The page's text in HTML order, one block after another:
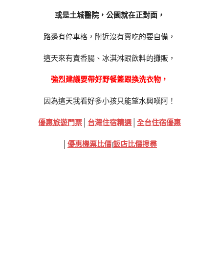
或是土城醫院，公園就在正對面，
路邊有停車格，附近沒有賣吃的要自備，
這天來有賣香腸、冰淇淋跟飲料的攤販，
強烈建議要帶好野餐籃跟換洗衣物，
因為這天我看好多小孩只能望水興嘆阿！
優惠旅遊門票 台灣住宿精選 全台住宿優惠
優惠機票比價|飯店比價搜尋